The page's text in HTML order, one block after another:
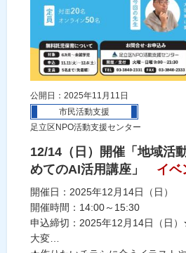
公開日：2025年11月11日
市民活動支援
足立区NPO活動支援センター
12/14（日）開催「地域活
めてのAI活用講座」
イベ
開催日：2025年12月14日（日）
開催時間：14:00～15:30
申込締切：2025年12月14日（日
大変…